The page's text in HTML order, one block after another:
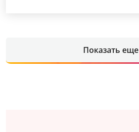
Показать еще